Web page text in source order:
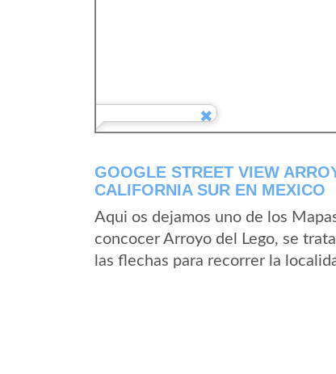
GOOGLE STREET VIEW
CALIFORNIA SUR EN MEXICO
Aqui os dejamos uno de los
concocer Arroyo del Lego, se
las flechas para recorrer la